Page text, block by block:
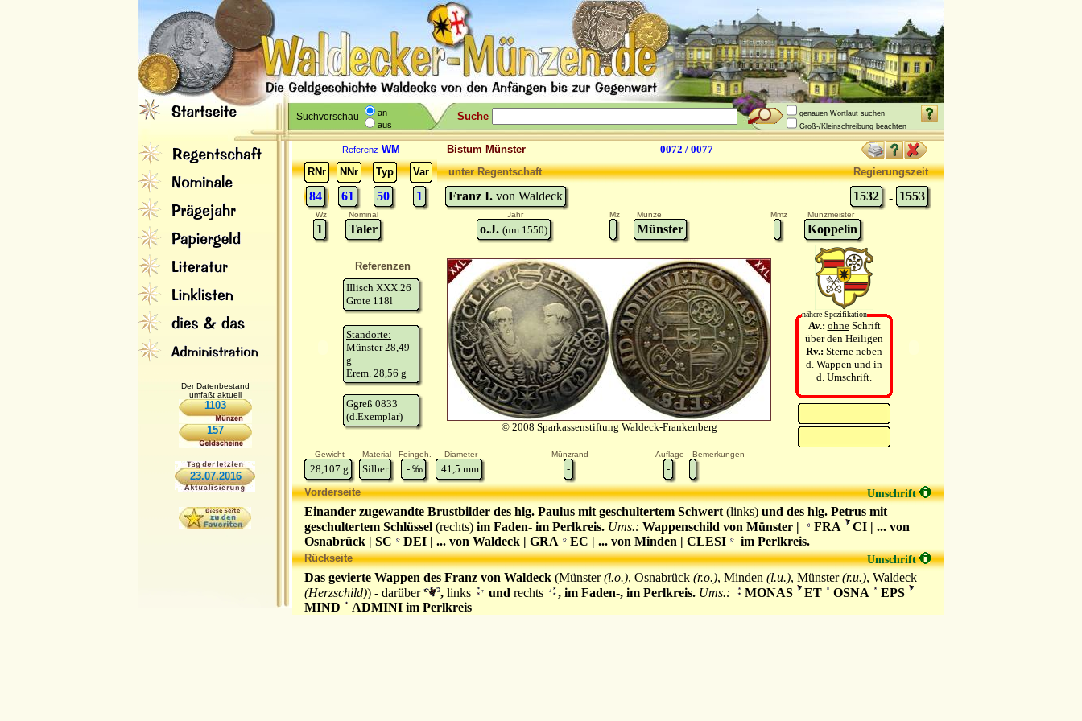
Suchvorschau
an
aus
Suche
genauen Wortlaut suchen
Groß-/Kleinschreibung beachten
Der Datenbestand
umfaßt aktuell
1103
157
23.07.2016
Referenz WM Bistum Münster
0072 / 0077
RNr
NNr Typ Var
84 61 50 1
unter Regentschaft Regierungszeit
Franz I. von Waldeck 1532 - 1553
Wz Nominal Jahr Mz Münze Mmz Münzmeister
1 Taler o.J. (um 1550) Münster Koppelin
Referenzen
IIlisch XXX.26
Grote 118l
Standorte:
Münster 28,49
g
Erem. 28,56 g
Ggreß 0833
(d.Exemplar)
© 2008 Sparkassenstiftung Waldeck-Frankenberg
nähere Spezifikation
Av.: ohneSchrift
über den Heiligen
Rv.: Sterne neben
d. Wappen und in
d. Umschrift.
Gewicht Material Feingeh. Diameter Münzrand Auflage Bemerkungen
28,107 g Silber - ‰ 41,5 mm - -
Umschrift
Vorderseite
Einander zugewandte Brustbilder des hlg. Paulus mit geschultertem Schwert (links) und des hlg. Petrus mit
geschultertem Schlüssel (rechts) im Faden- im Perlkreis. Ums.: Wappenschild von Münster | FRA
CI | ... von
Osnabrück | SC
DEI | ... von Waldeck | GRA EC | ... von Minden | CLESI im Perlkreis.
Umschrift
Rückseite
Das gevierte Wappen des Franz von Waldeck (Münster(l.o.), Osnabrück (r.o.), Minden (l.u.), Münster(r.u.), Waldeck
(Herzschild)) - darüber , links und rechts , im Faden-, im Perlkreis. Ums.: MONAS ET OSNA
EPS
MIND
ADMINI im Perlkreis